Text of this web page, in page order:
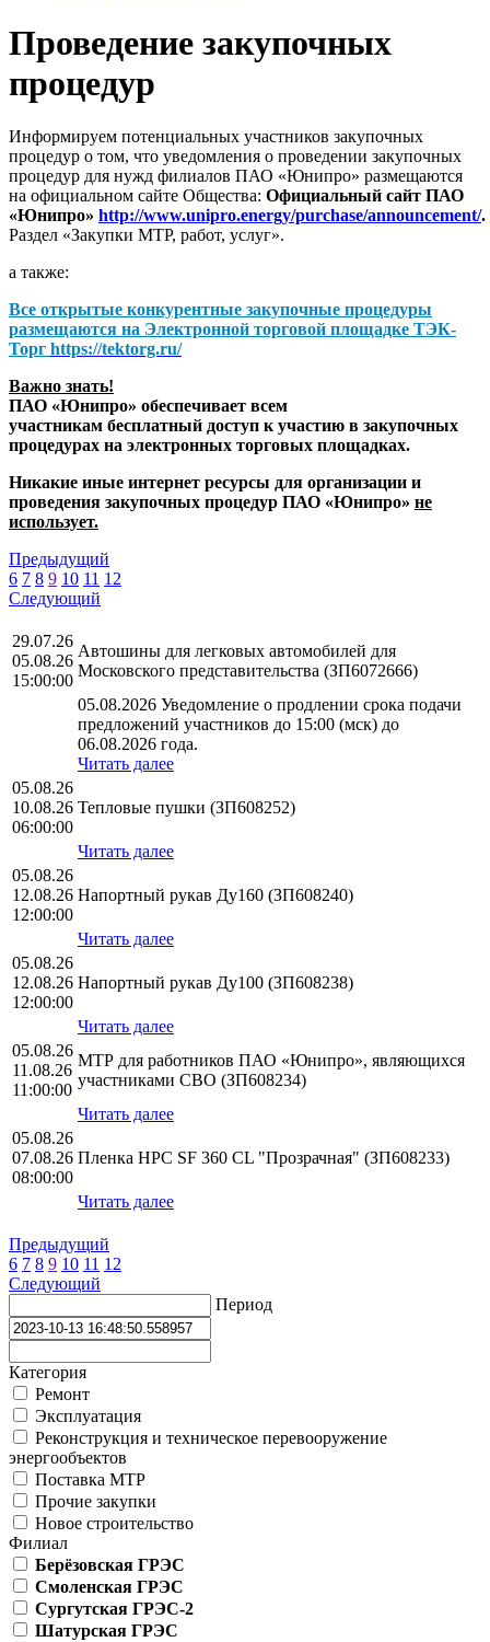
Проведение закупочных
процедур
Информируем потенциальных участников закупочных
процедур о том, что уведомления о проведении закупочных
процедур для нужд филиалов ПАО «Юнипро» размещаются
на официальном сайте Общества: Официальный сайт ПАО
«Юнипро» http://www.unipro.energy/purchase/announcement/.
Раздел «Закупки МТР, работ, услуг».
а также:
Все открытые конкурентные закупочные процедуры
размещаются на Электронной торговой площадке ТЭК-
Торг https://tektorg.ru/
Важно знать!
ПАО «Юнипро» обеспечивает всем
участникам бесплатный доступ к участию в закупочных
процедурах на электронных торговых площадках.
Никакие иные интернет ресурсы для организации и
проведения закупочных процедур ПАО «Юнипро» не
использует.
Предыдущий
6 7 8 9 10 11 12
Следующий
29.07.26
05.08.26
15:00:00
Автошины для легковых автомобилей для
Московского представительства (ЗП6072666)
05.08.2026 Уведомление о продлении срока подачи
предложений участников до 15:00 (мск) до
06.08.2026 года.
Читать далее
05.08.26
10.08.26
06:00:00
Тепловые пушки (ЗП608252)
Читать далее
05.08.26
12.08.26
12:00:00
Напортный рукав Ду160 (ЗП608240)
Читать далее
05.08.26
12.08.26
12:00:00
Напортный рукав Ду100 (ЗП608238)
Читать далее
05.08.26
11.08.26
11:00:00
МТР для работников ПАО «Юнипро», являющихся
участниками СВО (ЗП608234)
Читать далее
05.08.26
07.08.26
08:00:00
Пленка HPС SF 360 CL "Прозрачная" (ЗП608233)
Читать далее
Предыдущий
6 7 8 9 10 11 12
Следующий
Период
Категория
Ремонт
Эксплуатация
Реконструкция и техническое перевооружение
энергообъектов
Поставка МТР
Прочие закупки
Новое строительство
Филиал
Берёзовская ГРЭС
Смоленская ГРЭС
Сургутская ГРЭС-2
Шатурская ГРЭС